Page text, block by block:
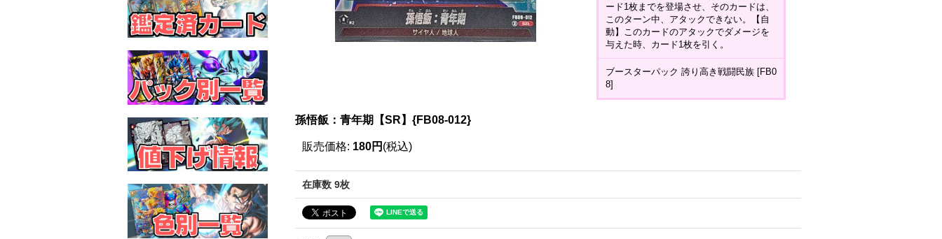
ード1枚までを登場させ、そのカードは、
このターン中、アタックできない。【自
動】このカードのアタックでダメージを
与えた時、カード1枚を引く。
ブースターパック 誇り高き戦闘民族 [FB0
8]
孫悟飯：青年期【SR】{FB08-012}
販売価格: 180円 (税込)
在庫数 9枚